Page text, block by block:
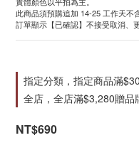
此商品須預購追加 14-25 工作天不
訂單顯示【已確認】不接受取消、
指定分類，指定商品滿
全店，全店滿$3,280贈品
NT$690